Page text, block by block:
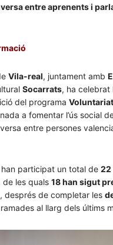
entre aprenents i
Vila-real, juntament amb
Socarrats, ha celebrat
del programa
a fomentar l’ús social
entre persones
han participat un total de 22
de les quals 18 han sigut
, després de completar les
al llarg dels últims